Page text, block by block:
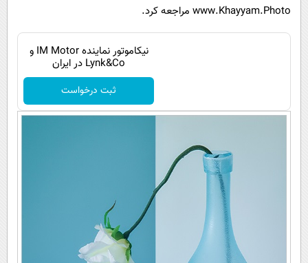
www.Khayyam.Photo مراجعه کرد.
نیکاموتور نماینده IM Motor و
Lynk&Co در ایران
ثبت درخواست